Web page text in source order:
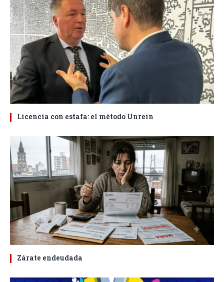
Licencia con estafa: el método Unrein
Zárate endeudada